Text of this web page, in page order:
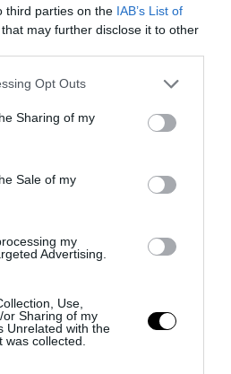
third parties on the IAB’s List of
that may further disclose it to other
app uses one or more Google
behaviour. You may click to
and its third-party tags to
purposes in below Google
Opt Outs
Sharing of my
Sale of my
my
Advertising.
Use,
Sharing of my
Unrelated with the
collected.
«έσπασε»
80 ετών που είχε
επιστήμονες